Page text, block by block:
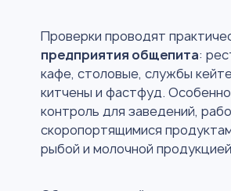
Проверки проводят
предприятия общепита:
кафе, столовые, службы
китчены и фастфуд.
контроль для заведений,
скоропортящимися
рыбой и молочной